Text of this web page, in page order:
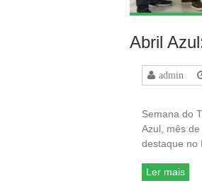
Abril
admin
Semana do
Azul, mês
destaque no
Ler mais